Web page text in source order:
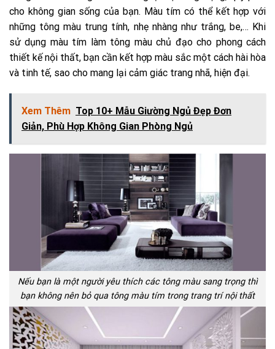
cho không gian sống của bạn. Màu tím có thể kết hợp với
những tông màu trung tính, nhẹ nhàng như trắng, be,… Khi
sử dụng màu tím làm tông màu chủ đạo cho phong cách
thiết kế nội thất, bạn cần kết hợp màu sắc một cách hài hòa
và tinh tế, sao cho mang lại cảm giác trang nhã, hiện đại.
Xem Thêm Top 10+ Mẫu Giường Ngủ Đẹp Đơn
Giản, Phù Hợp Không Gian Phòng Ngủ
Nếu bạn là một người yêu thích các tông màu sang trọng thì
bạn không nên bỏ qua tông màu tím trong trang trí nội thất